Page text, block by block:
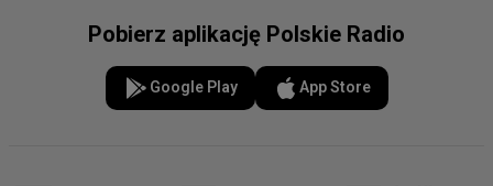
Pobierz aplikację Polskie Radio
Google Play App Store